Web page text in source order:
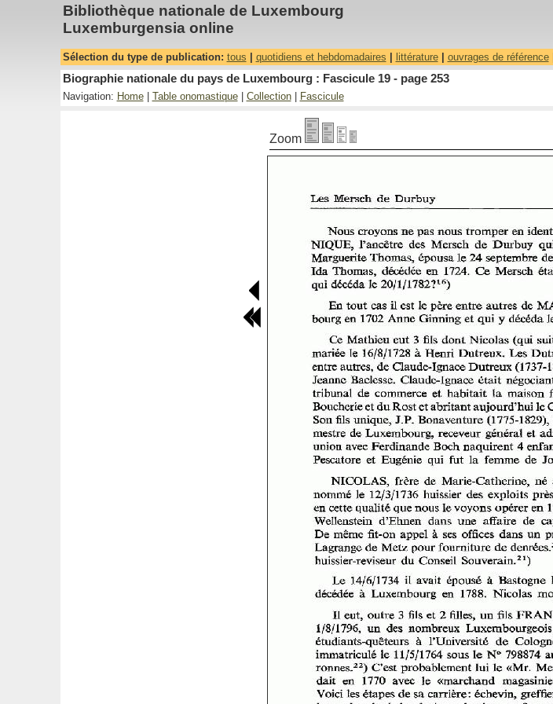
Bibliothèque nationale de Luxembourg
Luxemburgensia online
Sélection du type de publication: tous quotidiens et hebdomadaires littérature| ouvrages de référence|
Biographie nationale du pays de Luxembourg : Fascicule 19 - page 253
Navigation: Home| Table onomastique| Collection| Fascicule
Zoom